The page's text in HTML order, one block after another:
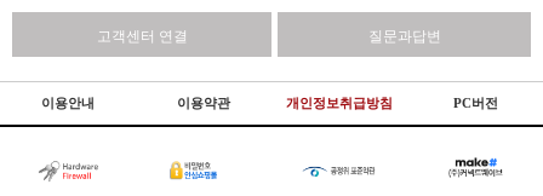
고객센터 연결 질문과답변
이용안내 이용약관 개인정보취급방침 PC버전